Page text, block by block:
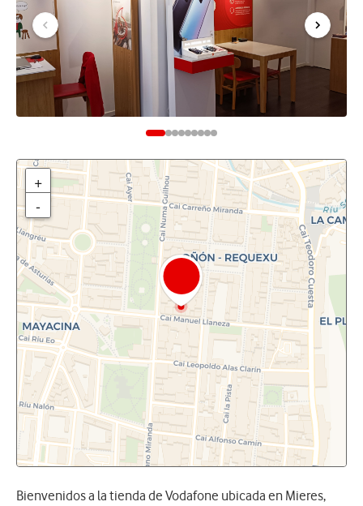
+
-
Bienvenidos a la tienda de Vodafone ubicada en Mieres,